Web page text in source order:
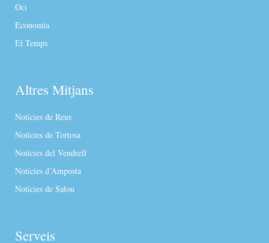
Oci
Economia
El Temps
Altres Mitjans
Notícies de Reus
Notícies de Tortosa
Notícies del Vendrell
Notícies d’Amposta
Notícies de Salou
Serveis